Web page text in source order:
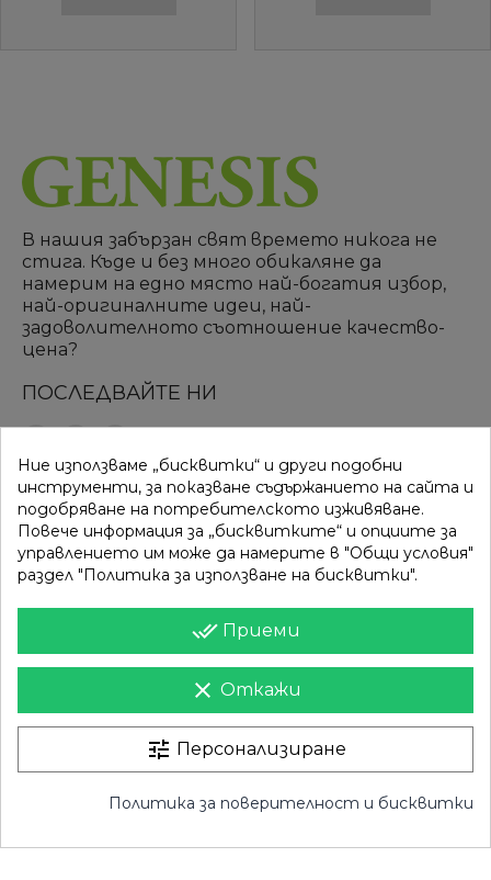
В нашия забързан свят времето никога не
стига. Къде и без много обикаляне да
намерим на едно място най-богатия избор,
най-оригиналните идеи, най-
задоволителното съотношение качество-
цена?
ПОСЛЕДВАЙТЕ НИ
ВРЪЗКИ
Вход
Моят профил
КАТЕГОРИИ
Разпродажба
Нови продукти
ИНФОРМАЦИЯ
Доставка
Поверителност
Контакти
Карта на сайта
Право на отказ
Ние използваме „бисквитки“ и други подобни
инструменти, за показване съдържанието на сайта и
подобряване на потребителското изживяване.
Повече информация за „бисквитките“ и опциите за
управлението им може да намерите в "Общи условия"
раздел "Политика за използване на бисквитки".
done_all Приеми
clear Откажи
tune Персонализиране
Политика за поверителност и бисквитки